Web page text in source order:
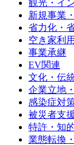
観光・イ
新規事業
省力化・
空き家利用
事業承継
EV関連
文化・伝
企業立地
感染症対
被災者支
特許・知
業態転換